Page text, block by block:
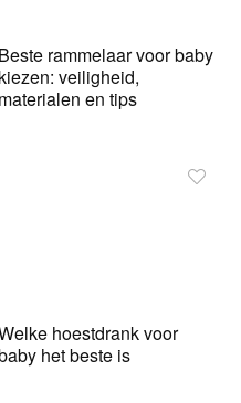
Beste rammelaar voor baby
kiezen: veiligheid,
materialen en tips
hoestdrank voor
het beste is